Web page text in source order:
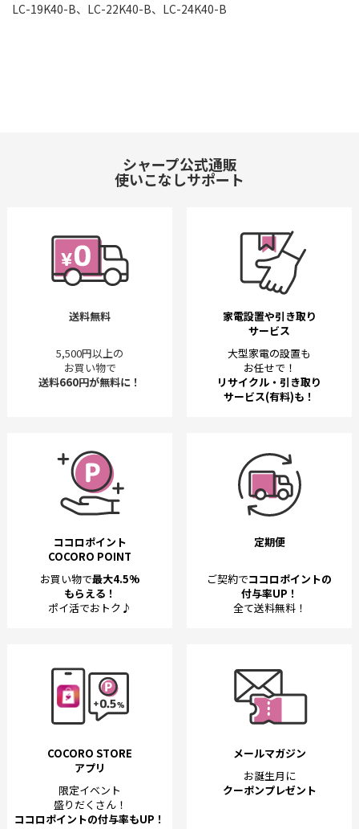
LC-19K40-B、LC-22K40-B、LC-24K40-B
シャープ公式通販
使いこなしサポート
送料無料
5,500円以上の
お買い物で
送料660円が無料に！
家電設置や引き取り
サービス
大型家電の設置も
お任せで！
リサイクル・引き取り
サービス(有料)も！
ココロポイント
COCORO POINT
お買い物で最大4.5%
もらえる！
ポイ活でおトク♪
定期便
ご契約でココロポイントの
付与率UP！
全て送料無料！
COCORO STORE
アプリ
限定イベント
盛りだくさん！
ココロポイントの付与率もUP！
メールマガジン
お誕生月に
クーポンプレゼント